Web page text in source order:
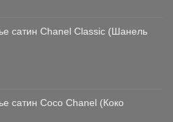
сатин Chanel Classic (Шанель
сатин Coco Chanel (Коко